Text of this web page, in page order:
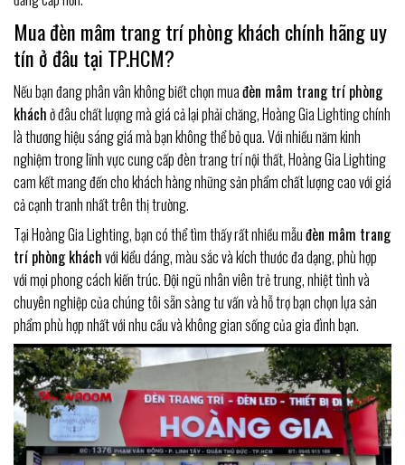
Mua đèn mâm trang trí phòng khách chính hãng uy
tín ở đâu tại TP.HCM?
Nếu bạn đang phân vân không biết chọn muađèn mâm trang trí phòng
kháchở đâu chất lượng mà giá cả lại phải chăng, Hoàng Gia Lighting chính
là thương hiệu sáng giá mà bạn không thể bỏ qua. Với nhiều năm kinh
nghiệm trong lĩnh vực cung cấp đèn trang trí nội thất, Hoàng Gia Lighting
cam kết mang đến cho khách hàng những sản phẩm chất lượng cao với giá
cả cạnh tranh nhất trên thị trường.
Tại Hoàng Gia Lighting, bạn có thể tìm thấy rất nhiều mẫuđèn mâm trang
trí phòng kháchvới kiểu dáng, màu sắc và kích thước đa dạng, phù hợp
với mọi phong cách kiến trúc. Đội ngũ nhân viên trẻ trung, nhiệt tình và
chuyên nghiệp của chúng tôi sẵn sàng tư vấn và hỗ trợ bạn chọn lựa sản
phẩm phù hợp nhất với nhu cầu và không gian sống của gia đình bạn.